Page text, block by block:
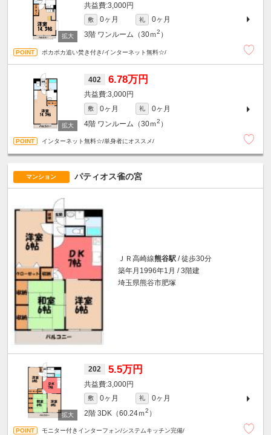
3,000円
敷 0ヶ月 礼
0ヶ月
3階 ワンルーム（30ｍ2 ）
ポカポカ追い焚き付き/インターネット無料☆/
402 6.78万円
3,000円
敷 0ヶ月 礼
0ヶ月
4階 ワンルーム（30ｍ2 ）
インターネット無料☆/単身者にオススメ/
マンション パティオス雀の宮
ＪＲ高崎線熊谷駅 / 徒歩30分
築年月1996年1月 / 3階建
埼玉県熊谷市肥塚
202 5.5万円
3,000円
敷 0ヶ月 礼
0ヶ月
2階 3DK（60.24ｍ2 ）
モニター付きインターフォン/システムキッチン完備/